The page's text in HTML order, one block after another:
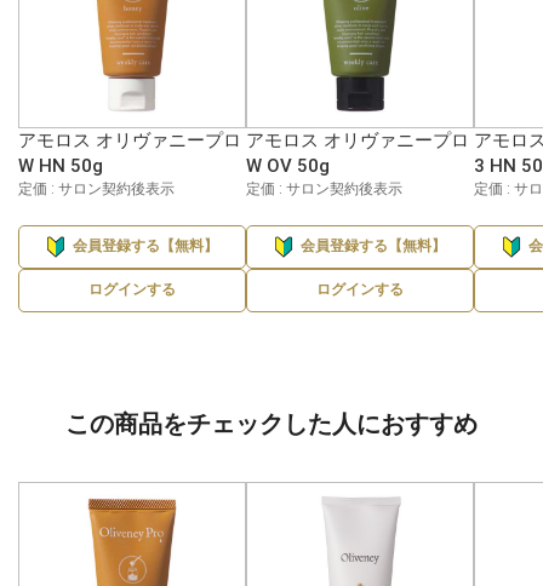
アモロス オリヴァニープロ
W HN 50g
定価 : サロン契約後表示
会員登録する【無料】
ログインする
アモロス オリヴァニープロ
W OV 50g
定価 : サロン契約後表示
会員登録する【無料】
ログインする
アモロ
3 HN
定価 : サ
この商品をチェックした人におすすめ